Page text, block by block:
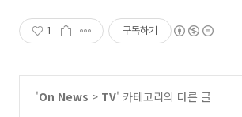
1 구독하기
'On News > TV' 카테고리의 다른 글